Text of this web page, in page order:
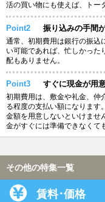
活の買い物にも使えば、トー
Point2 振り込みの手間
通常、初期費用は銀行の振込
い可能であれば、忙しかった
配もありません。
Point3 すぐに現金が用
初期費用は、敷金や礼金、仲
る程度の支払い額になります
金額を用意しないといけませ
金がすぐには準備できなくて
その他の特集一覧
賃料･価格